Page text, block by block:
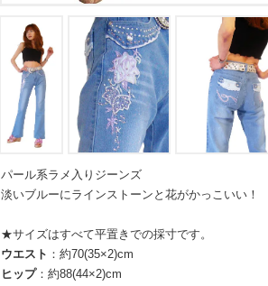
パール系ラメ入りジーンズ
淡いブルーにラインストーンと花がかっこいい！
★サイズはすべて平置きでの採寸です。
ウエスト ：約70(35×2)cm
ヒップ：約88(44×2)cm